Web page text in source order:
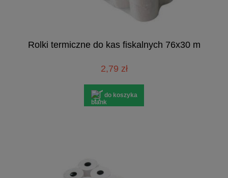
Rolki termiczne do kas fiskalnych 76x30 m
2,79 zł
do koszyka